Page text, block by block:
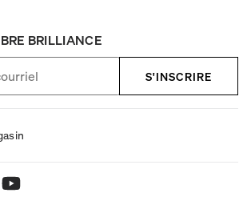
BRILLIANCE
S'INSCRIRE